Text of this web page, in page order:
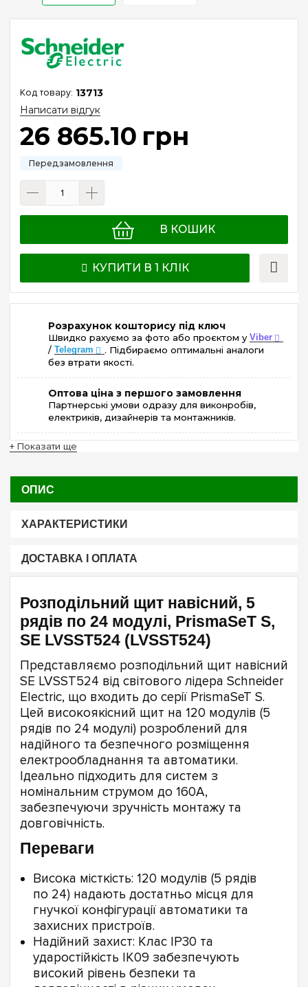
13713
Написати відгук
26 865.10 грн
В КОШИК
КУПИТИ В 1 КЛІК
Розрахунок кошторису під ключ
Швидко рахуємо за фото або проєктом у Viber
/ Telegram
. Підбираємо оптимальні аналоги
без втрати якості.
Оптова ціна з першого замовлення
Партнерські умови одразу для виконробів,
електриків, дизайнерів та монтажників.
+ Показати ще
ОПИС
ХАРАКТЕРИСТИКИ
ДОСТАВКА І ОПЛАТА
Розподільний щит навісний, 5
рядів по 24 модулі, PrismaSeT S,
SE LVSST524 (LVSST524)
Представляємо розподільний щит навісний
SE LVSST524 від світового лідера Schneider
Electric, що входить до серії PrismaSeT S.
Цей високоякісний щит на 120 модулів (5
рядів по 24 модулі) розроблений для
надійного та безпечного розміщення
електрообладнання та автоматики.
Ідеально підходить для систем з
номінальним струмом до 160А,
забезпечуючи зручність монтажу та
довговічність.
Переваги
Висока місткість: 120 модулів (5 рядів
по 24) надають достатньо місця для
гнучкої конфігурації автоматики та
захисних пристроїв.
Надійний захист: Клас IP30 та
ударостійкість IK09 забезпечують
високий рівень безпеки та